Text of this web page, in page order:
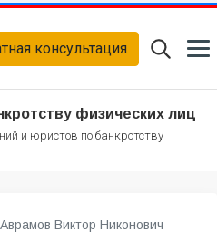
консультация
физических лиц
и юристов по банкротству
Аврамов Виктор Никонович